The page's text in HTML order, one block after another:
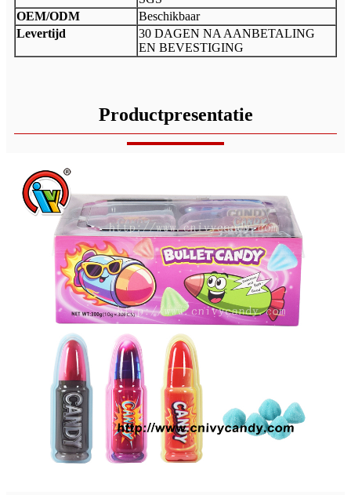
OEM/ODM
Beschikbaar
Levertijd
30 DAGEN NA AANBETALING
EN BEVESTIGING
Productpresentatie